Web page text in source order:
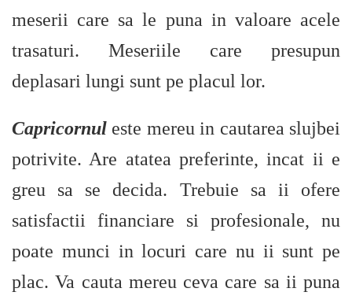
meserii care sa le puna in valoare acele
trasaturi. Meseriile care presupun
deplasari lungi sunt pe placul lor.
Capricornul este mereu in cautarea slujbei
potrivite. Are atatea preferinte, incat ii e
greu sa se decida. Trebuie sa ii ofere
satisfactii financiare si profesionale, nu
poate munci in locuri care nu ii sunt pe
plac. Va cauta mereu ceva care sa ii puna